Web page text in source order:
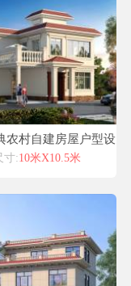
农村自建房屋户型设
例欧式模具现浇窗套
寸:10米X10.5米